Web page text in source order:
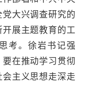
大兴调查研究的
展主题教育的工
考。徐岩书记强
在推动学习贯彻
主义思想走深走